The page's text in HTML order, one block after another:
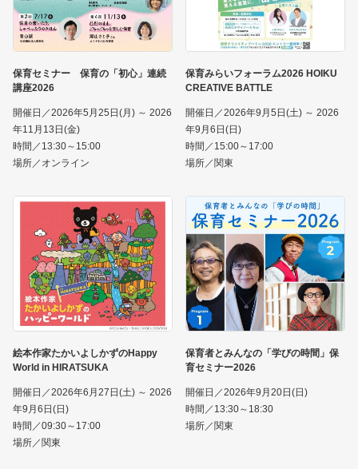
保育セミナー 保育の「初心」連続
講座2026
開催日／2026年5月25日(月) ～ 2026
年11月13日(金)
時間／13:30～15:00
場所／オンライン
保育みらいフォーラム2026 HOIKU
CREATIVE BATTLE
開催日／2026年9月5日(土) ～ 2026
年9月6日(日)
時間／15:00～17:00
場所／関東
絵本作家たかいよしかずのHappy
World in HIRATSUKA
開催日／2026年6月27日(土) ～ 2026
年9月6日(日)
時間／09:30～17:00
場所／関東
保育者とみんなの「学びの時間」保
育セミナー2026
開催日／2026年9月20日(日)
時間／13:30～18:30
場所／関東